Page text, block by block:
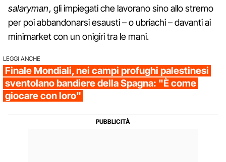
salaryman, gli impiegati che lavorano sino allo stremo
per poi abbandonarsi esausti – o ubriachi – davanti ai
minimarket con un onigiri tra le mani.
LEGGI ANCHE
Finale Mondiali, nei campi profughi palestinesi
sventolano bandiere della Spagna: "È come
giocare con loro"